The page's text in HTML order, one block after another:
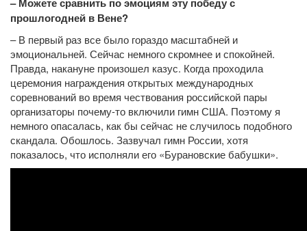
прошлогодней в Вене?
– В первый раз все было гораздо масштабней и
эмоциональней. Сейчас немного скромнее и спокойней.
Правда, накануне произошел казус. Когда проходила
церемония награждения открытых международных
соревнований во время чествования российской пары
организаторы почему-то включили гимн США. Поэтому я
немного опасалась, как бы сейчас не случилось подобного
скандала. Обошлось. Зазвучал гимн России, хотя
показалось, что исполняли его «Бурановские бабушки».